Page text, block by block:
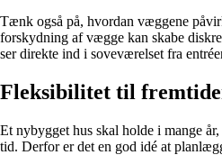
Tænk også på, hvordan væggene
forskydning af vægge kan skabe
ser direkte ind i soveværelset fra
Fleksibilitet til
Et nybygget hus skal holde i mange
tid. Derfor er det en god idé at